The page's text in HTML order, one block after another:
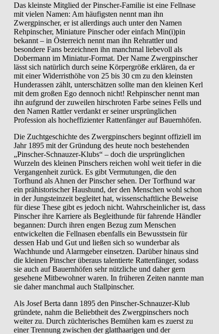
Das kleinste Mitglied der Pinscher-Familie ist eine Fellnase
mit vielen Namen: Am häufigsten nennt man ihn
Zwergpinscher, er ist allerdings auch unter den Namen
Rehpinscher, Miniature Pinscher oder einfach Min(i)pin
bekannt – in Österreich nennt man ihn Rehrattler und
besondere Fans bezeichnen ihn manchmal liebevoll als
Dobermann im Miniatur-Format. Der Name Zwergpinscher
lässt sich natürlich durch seine Körpergröße erklären, da er
mit einer Widerristhöhe von 25 bis 30 cm zu den kleinsten
Hunderassen zählt, unterschätzen sollte man den kleinen Kerl
mit dem großen Ego dennoch nicht! Rehpinscher nennt man
ihn aufgrund der zuweilen hirschroten Farbe seines Fells und
den Namen Rattler verdankt er seiner ursprünglichen
Profession als hocheffizienter Rattenfänger auf Bauernhöfen.
Die Zuchtgeschichte des Zwergpinschers beginnt offiziell im
Jahr 1895 mit der Gründung des heute noch bestehenden
„Pinscher-Schnauzer-Klubs“ – doch die ursprünglichen
Wurzeln des kleinen Pinschers reichen wohl weit tiefer in die
Vergangenheit zurück. Es gibt Vermutungen, die den
Torfhund als Ahnen der Pinscher sehen. Der Torfhund war
ein prähistorischer Haushund, der den Menschen wohl schon
in der Jungsteinzeit begleitet hat, wissenschaftliche Beweise
für diese These gibt es jedoch nicht. Wahrscheinlicher ist, dass
Pinscher ihre Karriere als Begleithunde für fahrende Händler
begannen: Durch ihren engen Bezug zum Menschen
entwickelten die Fellnasen ebenfalls ein Bewusstsein für
dessen Hab und Gut und ließen sich so wunderbar als
Wachhunde und Alarmgeber einsetzen. Darüber hinaus sind
die kleinen Pinscher überaus talentierte Rattenfänger, sodass
sie auch auf Bauernhöfen sehr nützliche und daher gern
gesehene Mitbewohner waren. In früheren Zeiten nannte man
sie daher manchmal auch Stallpinscher.
Als Josef Berta dann 1895 den Pinscher-Schnauzer-Klub
gründete, nahm die Beliebtheit des Zwergpinschers noch
weiter zu. Durch züchterisches Bemühen kam es zuerst zu
einer Trennung zwischen der glatthaarigen und der